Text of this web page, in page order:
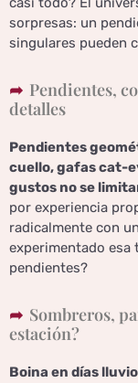
sorpresas: un
singulares pueden
Pendientes,
detalles
Pendientes
cuello, gafas cat-
gustos no se
por experiencia
radicalmente con
experimentado
pendientes?
Sombreros,
estación?
Boina en días